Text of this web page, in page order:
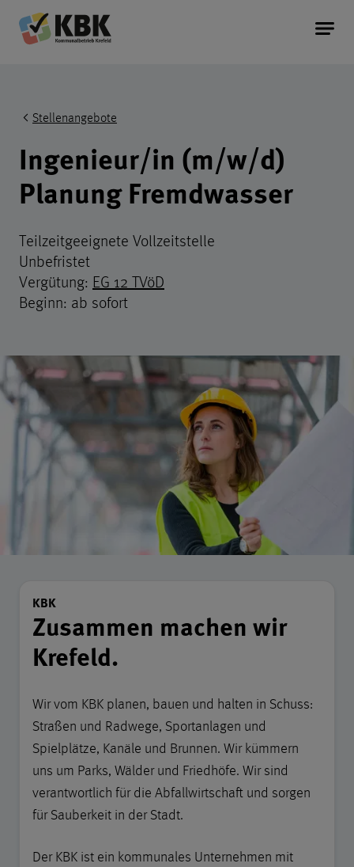
Kommunalbetrieb Krefeld Startseite
Unternehmen
Kopfereich der Seite
Stellenangebote
Ingenieur/in (m/w/d)
Planung Fremdwasser
Teilzeitgeeignete Vollzeitstelle
Unbefristet
Vergütung: EG 12 TVöD
Beginn: ab sofort
Kurzvorstellung des KBK
KBK
Zusammen machen wir
Krefeld.
Wir vom KBK planen, bauen und halten in Schuss:
Straßen und Radwege, Sportanlagen und
Spielplätze, Kanäle und Brunnen. Wir kümmern
uns um Parks, Wälder und Friedhöfe. Wir sind
verantwortlich für die Abfallwirtschaft und sorgen
für Sauberkeit in der Stadt.
Der KBK ist ein kommunales Unternehmen mit